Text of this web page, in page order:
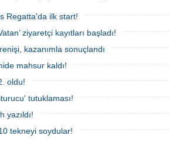
aralamış olabilir. Sıcak sularda
hareketsiz bekleyen binden fazla gemi,
istilacı deniz canlıları için devasa bir
üreme merkezine dönüşmüş durumda.
Regatta'da ilk start!
ziyaretçi kayıtları başladı!
kazanımla sonuçlandı
mahsur kaldı!
oldu!
tutuklaması!
yazıldı!
tekneyi soydular!